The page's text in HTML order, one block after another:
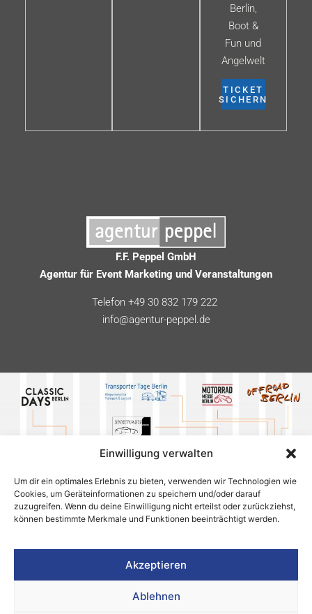
Einwilligung verwalten
Um dir ein optimales Erlebnis zu bieten, verwenden wir Technologien wie
Cookies, um Geräteinformationen zu speichern und/oder darauf
zuzugreifen. Wenn du deine Einwilligung nicht erteilst oder zurückziehst,
können bestimmte Merkmale und Funktionen beeinträchtigt werden.
Akzeptieren
Ablehnen
Berlin,
Boot &
Fun und
Angelwelt
TICKET
SICHERN
F.F. Peppel GmbH
Agentur für Event Marketing und Veranstaltungen
Telefon +49 30 832 179 222
info@agentur-peppel.de